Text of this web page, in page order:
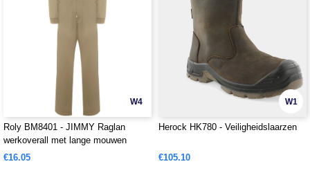
W4
Roly BM8401 - JIMMY Raglan
werkoverall met lange mouwen
€16.05
W1
Herock HK780 - Veiligheidslaarzen
€105.10